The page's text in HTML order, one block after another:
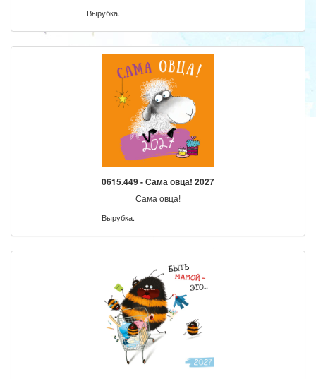
Вырубка.
0615.449 - Сама овца! 2027
Сама овца!
Вырубка.